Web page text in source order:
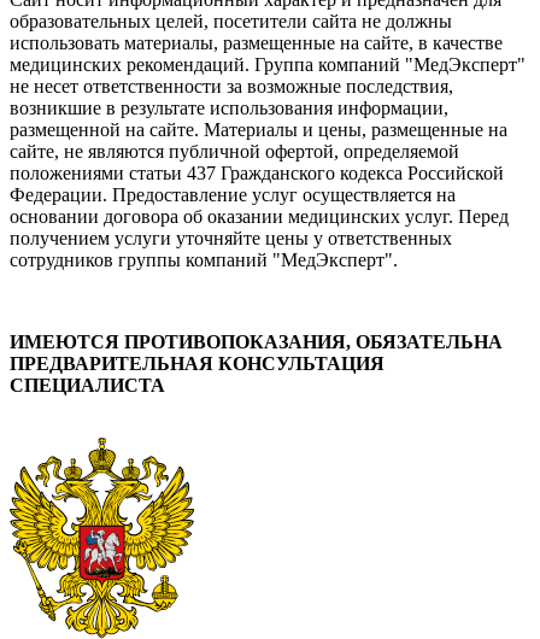
образовательных целей, посетители сайта не должны
использовать материалы, размещенные на сайте, в качестве
медицинских рекомендаций. Группа компаний "МедЭксперт"
не несет ответственности за возможные последствия,
возникшие в результате использования информации,
размещенной на сайте. Материалы и цены, размещенные на
сайте, не являются публичной офертой, определяемой
положениями статьи 437 Гражданского кодекса Российской
Федерации. Предоставление услуг осуществляется на
основании договора об оказании медицинских услуг. Перед
получением услуги уточняйте цены у ответственных
сотрудников группы компаний "МедЭксперт".
ИМЕЮТСЯ ПРОТИВОПОКАЗАНИЯ, ОБЯЗАТЕЛЬНА
ПРЕДВАРИТЕЛЬНАЯ КОНСУЛЬТАЦИЯ
СПЕЦИАЛИСТА